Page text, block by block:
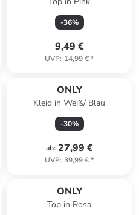
-36%
9,49 €
UVP: 14,99 €*
ONLY
Kleid in Weiß/ Blau
-30%
ab: 27,99 €
UVP: 39,99 €*
ONLY
Top in Rosa